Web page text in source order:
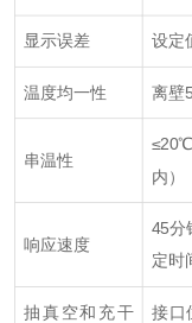
显示误差 设定
温度均一性 离壁
串温性
内）
响应速度
45分
定时
抽真空和充干
接口